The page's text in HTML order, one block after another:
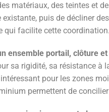
matériaux, des teintes et
existante, puis de décliner
qui facilite cette coordination.
ensemble portail, clôture
sa rigidité, sa résistance
pour les zones
permettent de